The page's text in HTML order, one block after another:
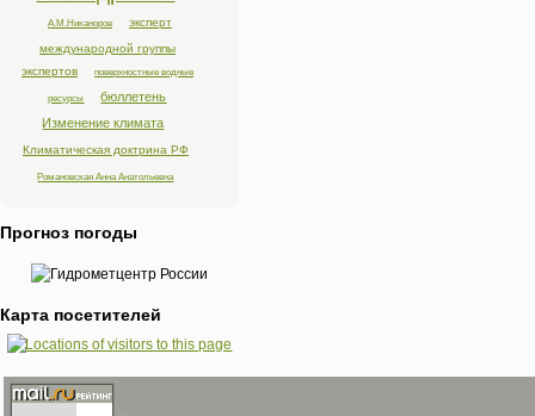
А.М.Никаноров
эксперт
международной группы
экспертов
поверхностные водные
ресурсы
бюллетень
Изменение климата
Климатическая доктрина РФ
Романовская Анна Анатольевна
Прогноз погоды
Карта посетителей